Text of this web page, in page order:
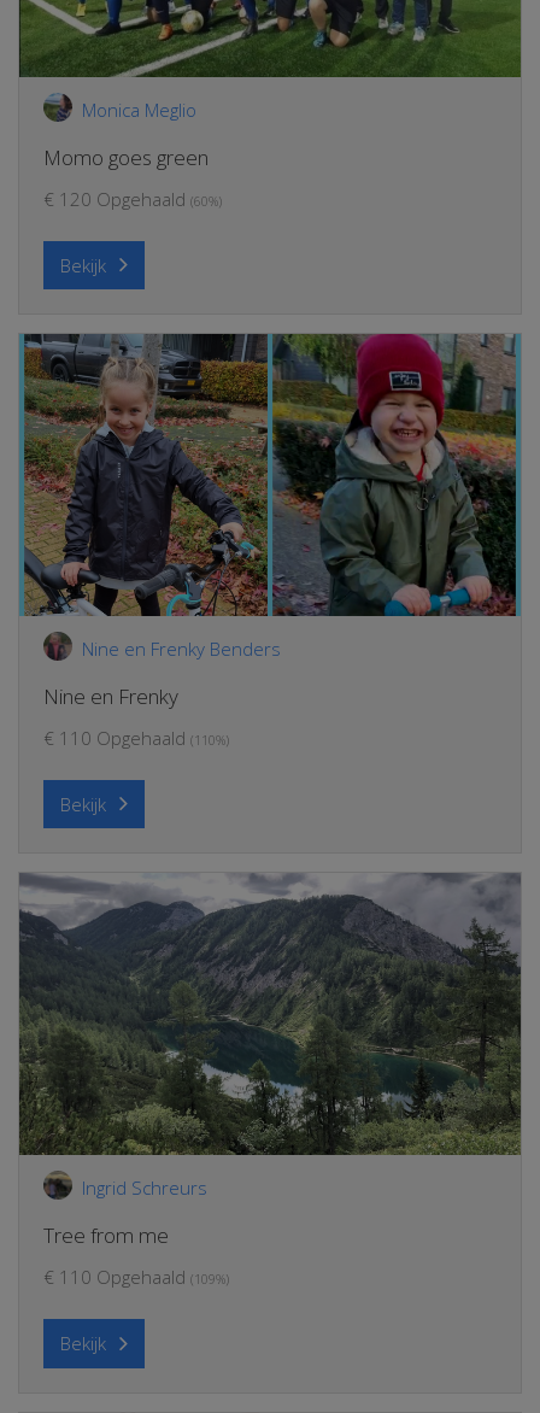
Monica Meglio
Momo goes green
€ 120 Opgehaald (60%)
Bekijk
Nine en Frenky Benders
Nine en Frenky
€ 110 Opgehaald (110%)
Bekijk
Ingrid Schreurs
Tree from me
€ 110 Opgehaald (109%)
Bekijk